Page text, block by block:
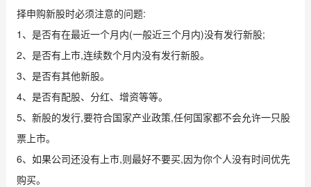
择申购新股时必须注意的问题:
1、是否有在最近一个月内(一般近三个月内)没有发行新股;
2、是否有上市,连续数个月内没有发行新股。
3、是否有其他新股。
4、是否有配股、分红、增资等等。
5、新股的发行,要符合国家产业政策,任何国家都不会允许一只股
票上市。
6、如果公司还没有上市,则最好不要买,因为你个人没有时间优先
购买。